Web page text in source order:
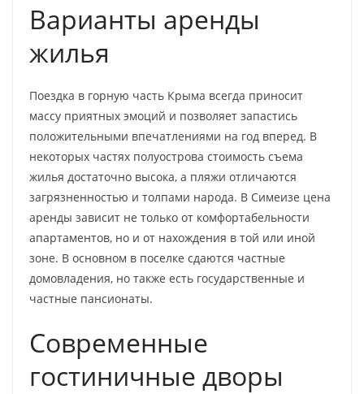
Варианты аренды
жилья
Поездка в горную часть Крыма всегда приносит
массу приятных эмоций и позволяет запастись
положительными впечатлениями на год вперед. В
некоторых частях полуострова стоимость съема
жилья достаточно высока, а пляжи отличаются
загрязненностью и толпами народа. В Симеизе цена
аренды зависит не только от комфортабельности
апартаментов, но и от нахождения в той или иной
зоне. В основном в поселке сдаются частные
домовладения, но также есть государственные и
частные пансионаты.
Современные
гостиничные дворы